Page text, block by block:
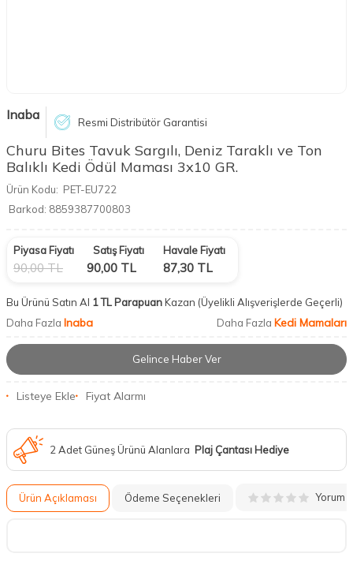
Inaba Resmi Distribütör Garantisi
Churu Bites Tavuk Sargılı, Deniz Taraklı ve Ton
Balıklı Kedi Ödül Maması 3x10 GR.
Ürün Kodu: PET-EU722
Barkod: 8859387700803
Piyasa Fiyatı
90,00TL
Satış Fiyatı
90,00 TL
Havale Fiyatı
87,30 TL
Bu Ürünü Satın Al 1 TL ParapuanKazan (Üyelikli Alışverişlerde Geçerli)
Daha Fazla Inaba Daha Fazla Kedi Mamaları
Gelince Haber Ver
Listeye Ekle Fiyat Alarmı
2 Adet Güneş Ürünü Alanlara Plaj Çantası Hediye
Ürün Açıklaması Ödeme Seçenekleri Yorum